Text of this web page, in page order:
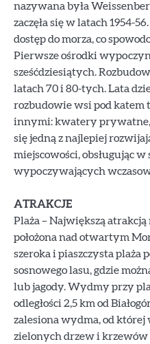
nazywana była
zaczęła się w latach 1954-
dostęp do morza, co
Pierwsze ośrodki
sześćdziesiątych.
latach 70 i 80-tych. Lata
rozbudowie wsi pod
innymi: kwatery prywatne,
się jedną z najlepiej
miejscowości, obsługując w
wypoczywających
ATRAKCJE
Plaża – Największą
położona nad otwartym
szeroka i piaszczysta plaża
sosnowego lasu, gdzie
lub jagody. Wydmy przy
odległości 2,5 km od
zalesiona wydma, od której
zielonych drzew i krzewów